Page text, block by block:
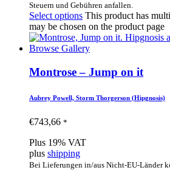
Steuern und Gebühren anfallen.
Select options This product has
may be chosen on the product page
Montrose – Jump on it
Aubrey Powell, Storm Thorgerson (Hipgnosis)
€743,66 *
Plus 19% VAT
plus shipping
Bei Lieferungen in/aus Nicht-EU-Länder